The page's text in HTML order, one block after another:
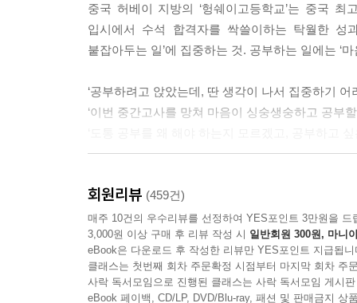
중국 허베이 지방의 ‘헝쉐이고등학교’는 중국
입시에서 수석 합격자를 싹쓸이하는 탁월한 성
붙잡아두는 일’에 집중하는 것. 공부하는 일에는 ‘
‘공부하려고 앉았는데, 딴 생각이 나서 집중하기 어
‘이번 중간고사를 망쳐 마음이 싱숭생숭하고 공부
노하우’에 대한 책은 넘쳐나지만 정작 공부에 가
마음 다스리는 능력만 갖추면 언제든 오늘 하루를
자라 그 흔한 학원 한 번 다녀본 적이 없지만 ‘
이야기가 이를 뒷받침한다. 그래서 이 책에는 공
키우고, 붙잡아둘 궁리와 독한 각오를 뿌리박는
회원리뷰 (459건)
매주 10건의 우수리뷰를 선정하여 YES포인트 3만원을 드
3,000원 이상 구매 후 리뷰 작성 시 일반회원 300원, 마니
eBook은 다운로드 후 작성한 리뷰만 YES포인트 지급됩니
클래스는 첫번째 회차 주문확정 시점부터 마지막 회차 주
사락 독서모임으로 진행된 클래스는 사락 독서모임 게시
eBook 페이백, CD/LP, DVD/Blu-ray, 패션 및 판매금지 상